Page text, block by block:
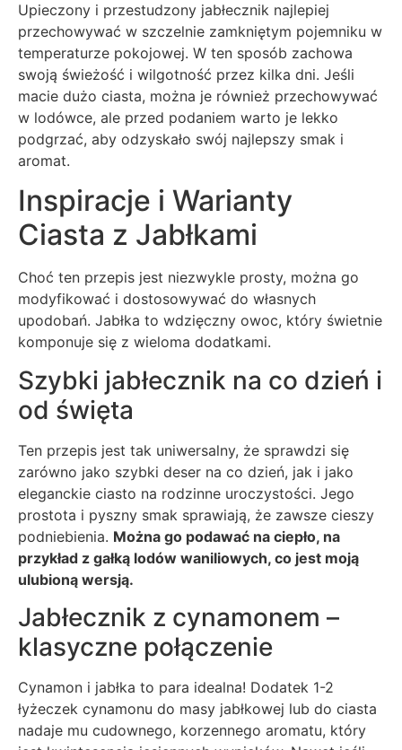
Upieczony i przestudzony jabłecznik najlepiej
przechowywać w szczelnie zamkniętym pojemniku w
temperaturze pokojowej. W ten sposób zachowa
swoją świeżość i wilgotność przez kilka dni. Jeśli
macie dużo ciasta, można je również przechowywać
w lodówce, ale przed podaniem warto je lekko
podgrzać, aby odzyskało swój najlepszy smak i
aromat.
Inspiracje i Warianty
Ciasta z Jabłkami
Choć ten przepis jest niezwykle prosty, można go
modyfikować i dostosowywać do własnych
upodobań. Jabłka to wdzięczny owoc, który świetnie
komponuje się z wieloma dodatkami.
Szybki jabłecznik na co dzień i
od święta
Ten przepis jest tak uniwersalny, że sprawdzi się
zarówno jako szybki deser na co dzień, jak i jako
eleganckie ciasto na rodzinne uroczystości. Jego
prostota i pyszny smak sprawiają, że zawsze cieszy
podniebienia. Można go podawać na ciepło, na
przykład z gałką lodów waniliowych, co jest moją
ulubioną wersją.
Jabłecznik z cynamonem –
klasyczne połączenie
Cynamon i jabłka to para idealna! Dodatek 1-2
łyżeczek cynamonu do masy jabłkowej lub do ciasta
nadaje mu cudownego, korzennego aromatu, który